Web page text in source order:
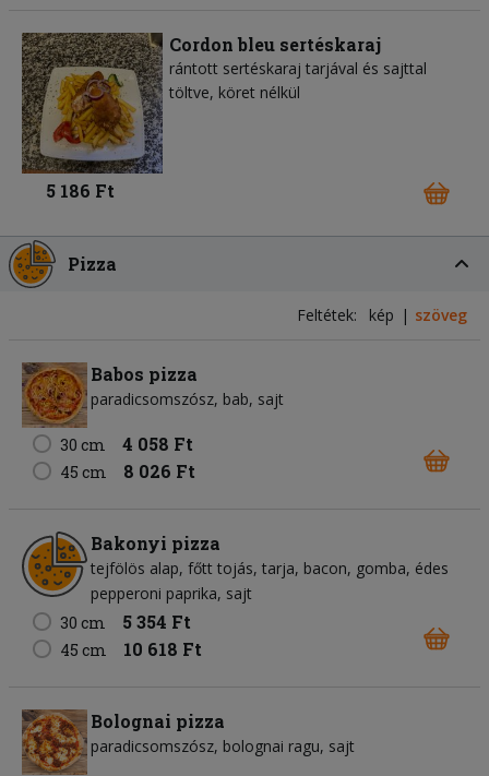
Cordon bleu sertéskaraj
rántott sertéskaraj tarjával és sajttal
töltve, köret nélkül
5 186 Ft
Pizza
Feltétek: kép szöveg
Babos pizza
paradicsomszósz bab sajt
30 cm 4 058 Ft
45 cm 8 026 Ft
Bakonyi pizza
tejfölös alap főtt tojás tarja bacon gomba édes
pepperoni paprika sajt
30 cm
5 354 Ft
45 cm 10 618 Ft
Bolognai pizza
paradicsomszósz bolognai ragu sajt